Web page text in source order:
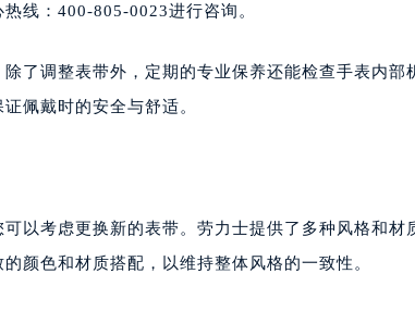
线：400-805-0023进行咨询。
了调整表带外，定期的专业保养还能检查手表内部
佩戴时的安全与舒适。
以考虑更换新的表带。劳力士提供了多种风格和材
颜色和材质搭配，以维持整体风格的一致性。